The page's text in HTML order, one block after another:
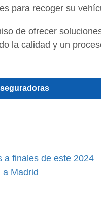
para recoger su
de ofrecer
la calidad y un
a finales de este 2024
Madrid